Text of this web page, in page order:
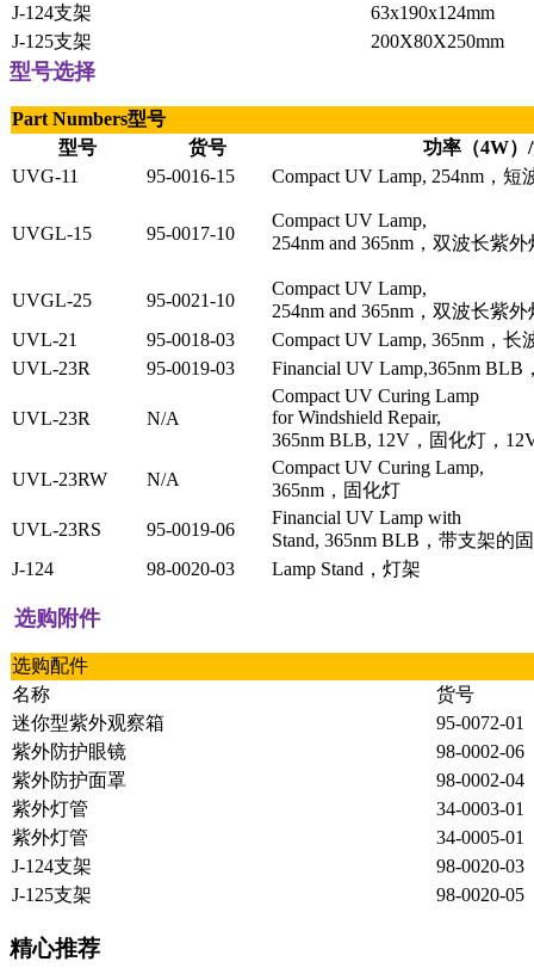
J-124支架
63x190x124mm
J-125支架
200X80X250mm
型号选择
Part Numbers型号
型号
货号
功率（4W）
UVG-11
95-0016-15 Compact UV Lamp, 254nm，短
UVGL-15 95-0017-10
Compact UV Lamp,
254nm and 365nm，双波长紫外
UVGL-25 95-0021-10
Compact UV Lamp,
254nm and 365nm，双波长紫外
UVL-21
95-0018-03
Compact UV Lamp, 365nm，长
UVL-23R
95-0019-03 Financial UV Lamp,365nm BLB
UVL-23R N/A
Compact UV Curing Lamp
for Windshield Repair,
365nm BLB, 12V，固化灯，
UVL-23RW
N/A
Compact UV Curing Lamp,
365nm，固化灯
UVL-23RS
95-0019-06
Financial UV Lamp with
Stand, 365nm BLB，带支架的
J-124
98-0020-03 Lamp Stand，灯架
选购附件
选购配件
名称
货号
迷你型紫外观察箱
95-0072-01
紫外防护眼镜
98-0002-06
紫外防护面罩
98-0002-04
紫外灯管
34-0003-01
紫外灯管
34-0005-01
J-124支架
98-0020-03
J-125支架
98-0020-05
精心推荐